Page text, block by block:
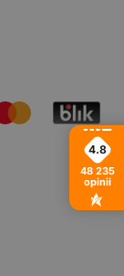
4.8
48 235
opinii